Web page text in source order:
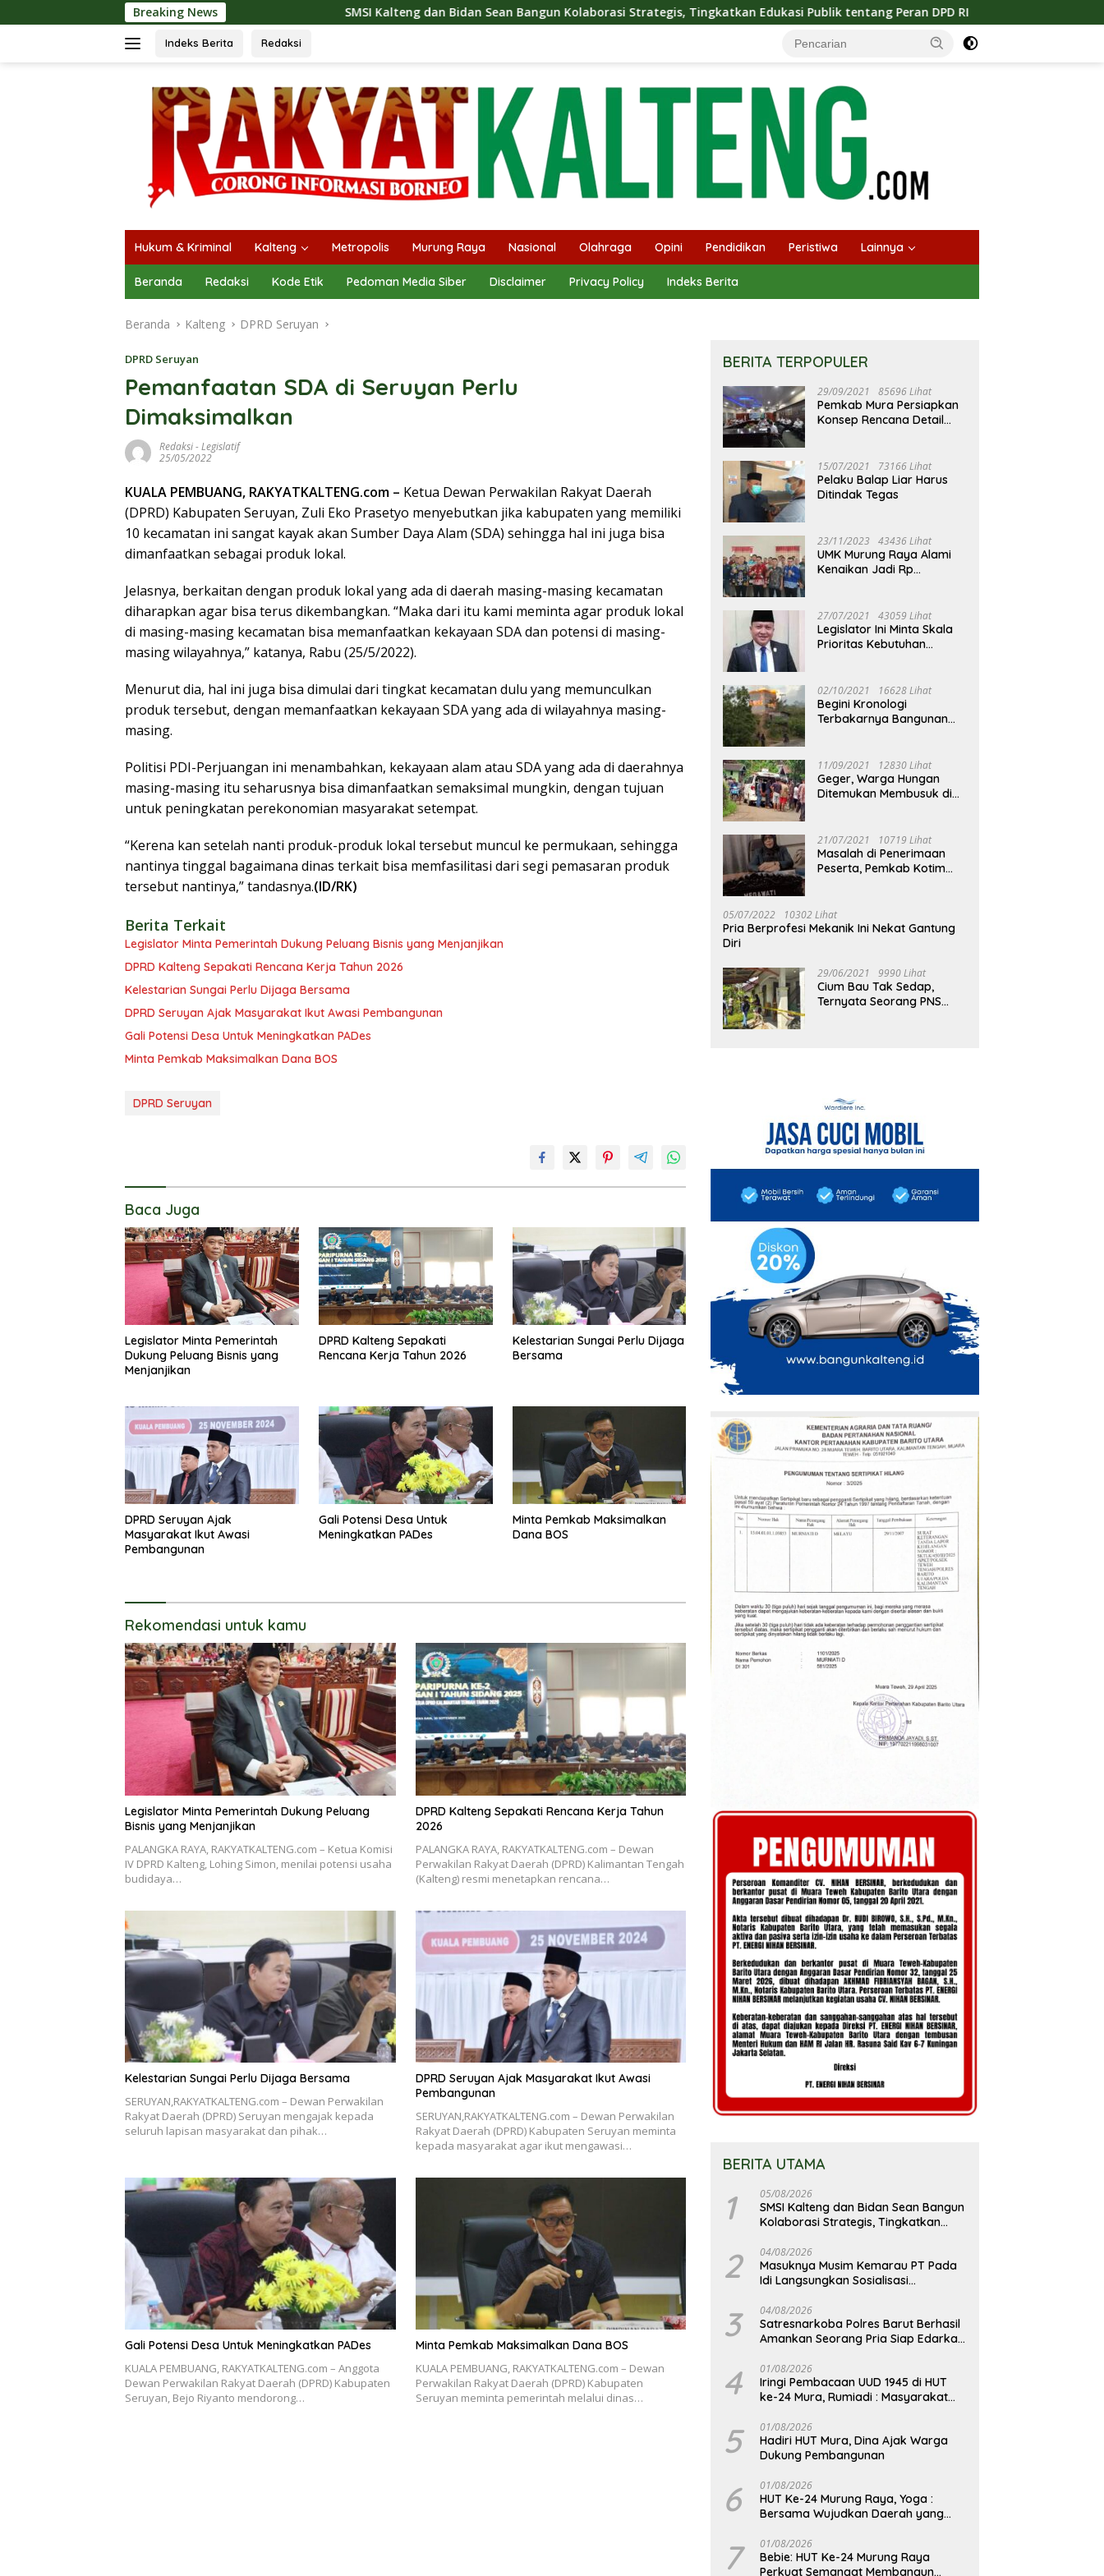
ke
Breaking News SMSI Kalteng dan Bidan Sean Bangun Kolaborasi Strategis, Tingkatkan Edukasi Publik tentang Peran DPD RI Masuknya Musim Kemarau PT
Indeks Berita Redaksi
Hukum & Kriminal Kalteng Metropolis Murung Raya Nasional Olahraga Opini Pendidikan Peristiwa Lainnya
Beranda Redaksi Kode Etik Pedoman Media Siber Disclaimer Privacy Policy Indeks Berita
Beranda Kalteng DPRD Seruyan
DPRD Seruyan
Pemanfaatan SDA di Seruyan Perlu
Dimaksimalkan
Redaksi-Legislatif
25/05/2022
KUALA PEMBUANG, RAKYATKALTENG.com – Ketua Dewan Perwakilan Rakyat Daerah
(DPRD) Kabupaten Seruyan, Zuli Eko Prasetyo menyebutkan jika kabupaten yang memiliki
10 kecamatan ini sangat kayak akan Sumber Daya Alam (SDA) sehingga hal ini juga bisa
dimanfaatkan sebagai produk lokal.
Jelasnya, berkaitan dengan produk lokal yang ada di daerah masing-masing kecamatan
diharapkan agar bisa terus dikembangkan. “Maka dari itu kami meminta agar produk lokal
di masing-masing kecamatan bisa memanfaatkan kekayaan SDA dan potensi di masing-
masing wilayahnya,” katanya, Rabu (25/5/2022).
Menurut dia, hal ini juga bisa dimulai dari tingkat kecamatan dulu yang memunculkan
produk tersebut, dengan memanfaatkan kekayaan SDA yang ada di wilayahnya masing-
masing.
Politisi PDI-Perjuangan ini menambahkan, kekayaan alam atau SDA yang ada di daerahnya
masing-masing itu seharusnya bisa dimanfaatkan semaksimal mungkin, dengan tujuan
untuk peningkatan perekonomian masyarakat setempat.
“Kerena kan setelah nanti produk-produk lokal tersebut muncul ke permukaan, sehingga
nantinya tinggal bagaimana dinas terkait bisa memfasilitasi dari segi pemasaran produk
tersebut nantinya,” tandasnya.(ID/RK)
Berita Terkait
Legislator Minta Pemerintah Dukung Peluang Bisnis yang Menjanjikan
DPRD Kalteng Sepakati Rencana Kerja Tahun 2026
Kelestarian Sungai Perlu Dijaga Bersama
DPRD Seruyan Ajak Masyarakat Ikut Awasi Pembangunan
Gali Potensi Desa Untuk Meningkatkan PADes
Minta Pemkab Maksimalkan Dana BOS
DPRD Seruyan
Baca Juga
Legislator Minta Pemerintah
Dukung Peluang Bisnis yang
Menjanjikan
DPRD Kalteng Sepakati
Rencana Kerja Tahun 2026
Kelestarian Sungai Perlu Dijaga
Bersama
DPRD Seruyan Ajak
Masyarakat Ikut Awasi
Pembangunan
Gali Potensi Desa Untuk
Meningkatkan PADes
Minta Pemkab Maksimalkan
Dana BOS
Rekomendasi untuk kamu
Legislator Minta Pemerintah Dukung Peluang
Bisnis yang Menjanjikan
PALANGKA RAYA, RAKYATKALTENG.com – Ketua Komisi
IV DPRD Kalteng, Lohing Simon, menilai potensi usaha
budidaya…
DPRD Kalteng Sepakati Rencana Kerja Tahun
2026
PALANGKA RAYA, RAKYATKALTENG.com – Dewan
Perwakilan Rakyat Daerah (DPRD) Kalimantan Tengah
(Kalteng) resmi menetapkan rencana…
Kelestarian Sungai Perlu Dijaga Bersama
SERUYAN,RAKYATKALTENG.com – Dewan Perwakilan
Rakyat Daerah (DPRD) Seruyan mengajak kepada
seluruh lapisan masyarakat dan pihak…
DPRD Seruyan Ajak Masyarakat Ikut Awasi
Pembangunan
SERUYAN,RAKYATKALTENG.com – Dewan Perwakilan
Rakyat Daerah (DPRD) Kabupaten Seruyan meminta
kepada masyarakat agar ikut mengawasi…
Gali Potensi Desa Untuk Meningkatkan PADes
KUALA PEMBUANG, RAKYATKALTENG.com – Anggota
Dewan Perwakilan Rakyat Daerah (DPRD) Kabupaten
Seruyan, Bejo Riyanto mendorong…
Minta Pemkab Maksimalkan Dana BOS
KUALA PEMBUANG, RAKYATKALTENG.com – Dewan
Perwakilan Rakyat Daerah (DPRD) Kabupaten
Seruyan meminta pemerintah melalui dinas…
BERITA TERPOPULER
29/09/2021 85696 Lihat
Pemkab Mura Persiapkan
Konsep Rencana Detail
15/07/2021 73166 Lihat
Pelaku Balap Liar Harus
Ditindak Tegas
23/11/2023 43436 Lihat
UMK Murung Raya Alami
Kenaikan Jadi Rp
27/07/2021 43059 Lihat
Legislator Ini Minta Skala
Prioritas Kebutuhan
02/10/2021 16628 Lihat
Begini Kronologi
Terbakarnya Bangunan
11/09/2021 12830 Lihat
Geger, Warga Hungan
Ditemukan Membusuk di
21/07/2021 10719 Lihat
Masalah di Penerimaan
Peserta, Pemkab Kotim
05/07/2022 10302 Lihat
Pria Berprofesi Mekanik Ini Nekat Gantung
Diri
29/06/2021 9990 Lihat
Cium Bau Tak Sedap,
Ternyata Seorang PNS
BERITA UTAMA
1 05/08/2026
SMSI Kalteng dan Bidan Sean Bangun
Kolaborasi Strategis, Tingkatkan
2 04/08/2026
Masuknya Musim Kemarau PT Pada
Idi Langsungkan Sosialisasi
3 04/08/2026
Satresnarkoba Polres Barut Berhasil
Amankan Seorang Pria Siap Edarkan
Gram
4 01/08/2026
Iringi Pembacaan UUD 1945 di HUT
ke-24 Mura, Rumiadi : Masyarakat
yang Lebih Besar
5 01/08/2026
Hadiri HUT Mura, Dina Ajak Warga
Dukung Pembangunan
6 01/08/2026
HUT Ke-24 Murung Raya, Yoga :
Bersama Wujudkan Daerah yang
7 01/08/2026
Bebie: HUT Ke-24 Murung Raya
Perkuat Semangat Membangun